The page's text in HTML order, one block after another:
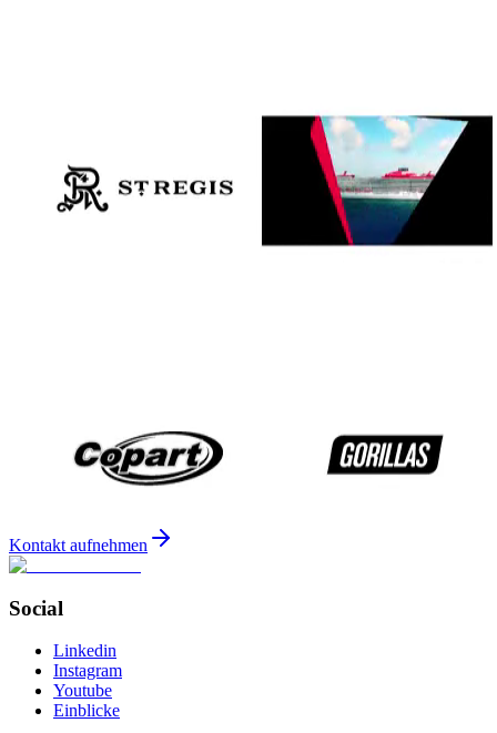
Kontakt aufnehmen
Social
Linkedin
Instagram
Youtube
Einblicke